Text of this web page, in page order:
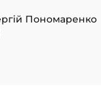
Пономаренко